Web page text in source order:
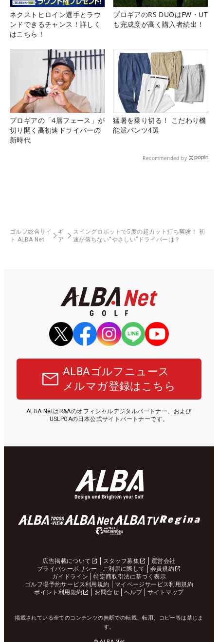
ネクストヒロイン選手とラウ
ンドできるチャンス！詳しく
はこちら！
プロギアのRS DUOはFW・UT
も完成度が高く購入者続出！
プロギアの「4層フェース」が
切り開く高初速ドライバーの
新時代
猛暑を乗り切る！ こだわり機
能派パンツ4選
Recommended by
ゴルフ総合サイ
ト ALBA Net
ギ
ア
スイングロボットで5度の超カット打ち実験！ 初
速が落ちない“やさしい”ドライバーは？
ALBAゴルフニュース
メルマガ登録はこちら
ALBA NetはR&Aのオフィシャルデジタルパートナー、および
USLPGAの日本公式サイトパートナーです。
広告掲載について スタッフ募集
運営会社
プライバシーポリシー
ご利用に際して
会員規約
ガイドライン
特定商取引法に基づく表示
ゴルフ場予約サービス利用規約
マイページサービス利用規約
ポイント利用規約
お問合せ ヘルプ サイトマップ
掲載されている全てのコンテンツの無断での転載、転用、コピー等は禁じま
す。